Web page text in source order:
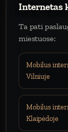
Internetas
Ta pati
miestuose:
Mobilus
Vilniuje
Mobilus
Klaipėdoje